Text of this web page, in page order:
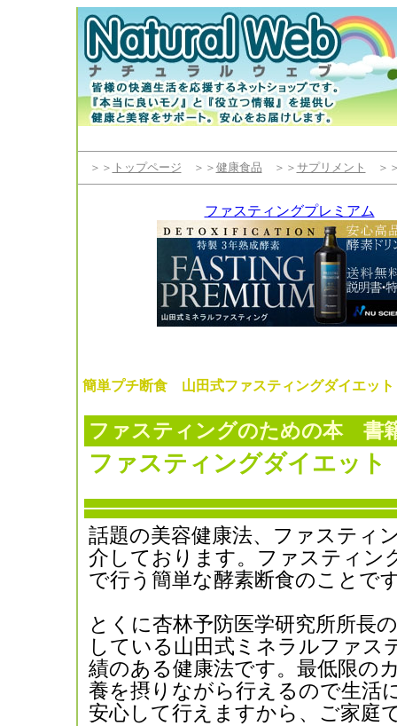
＞＞ トップページ ＞＞ 健康食品 ＞＞ サプリメント ＞
ファスティングプレミアム
簡単プチ断食 山田式ファスティングダイエット
ファスティングのための本 書
ファスティングダイエッ
話題の美容健康法、ファスティ
介しております。ファスティン
で行う簡単な酵素断食のことで
とくに杏林予防医学研究所所長
している山田式ミネラルファス
績のある健康法です。最低限の
養を摂りながら行えるので生活
安心して行えますから、ご家庭